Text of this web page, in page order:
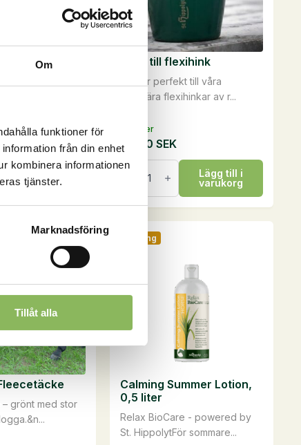
Om
funktioner för
från din enhet
kombinera informationen
tjänster.
Marknadsföring
Tillåt alla
varukorg
På lager
Passar perfekt till våra
populära flexihinkar av r...
Lock till flexihink
50,00SEK
Lock
flexihink
mängd
Lägg till i
varukorg
grönt med stor
Säsong
Relax BioCare - powered by
St. HippolytFör sommare...
Calming Summer Lotion,
0,5 liter